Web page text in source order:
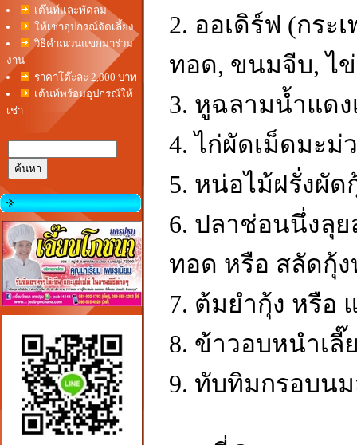
เต๊นท์และพัดลม
ให้เช่าอุปกรณ์จัดเลี้ยง
วิธีคำณวนแขกมาร่วม
งาน
ราคาโต๊ะละ 2,800 บาท
เต้นท์พร้อมอุปกรณ์ให้
เช่า
2. ออเดิร์ฟ (กระ
ทอด, ขนมจีบ, ไ
3. หูฉลามน้ำแดง
4. ไก่ผัดเม็ดมะม่
5. หน่อไม้ฝรั่งผั
6. ปลาช่อนนึ่งลุ
ทอด หรือ สลัดกุ้
7. ต้มยำกุ้ง หรือ
8. ข้าวอบหนำเ
9. ทับทิมกรอบนม